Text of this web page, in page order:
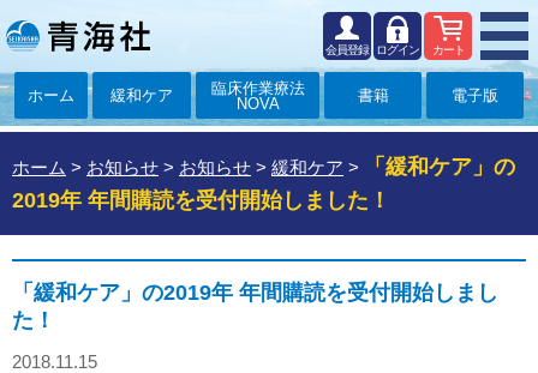
カート
ログイン
会員登録
ホーム 緩和ケア
臨床作業療法
NOVA
書籍 電子版
ホーム > お知らせ > お知らせ > 緩和ケア >
「緩和ケア」の
2019年 年間購読を受付開始しました！
「緩和ケア」の2019年 年間購読を受付開始しまし
た！
2018.11.15